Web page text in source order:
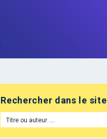
Rechercher dans le site